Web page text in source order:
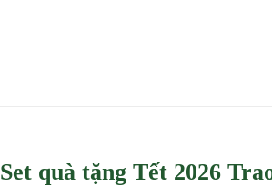
Set quà tặng Tết 2026